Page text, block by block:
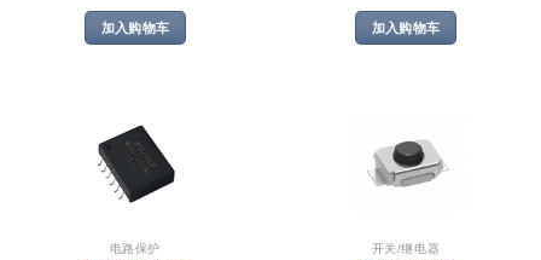
加入购物车 加入购物车
电路保护 开关/继电器